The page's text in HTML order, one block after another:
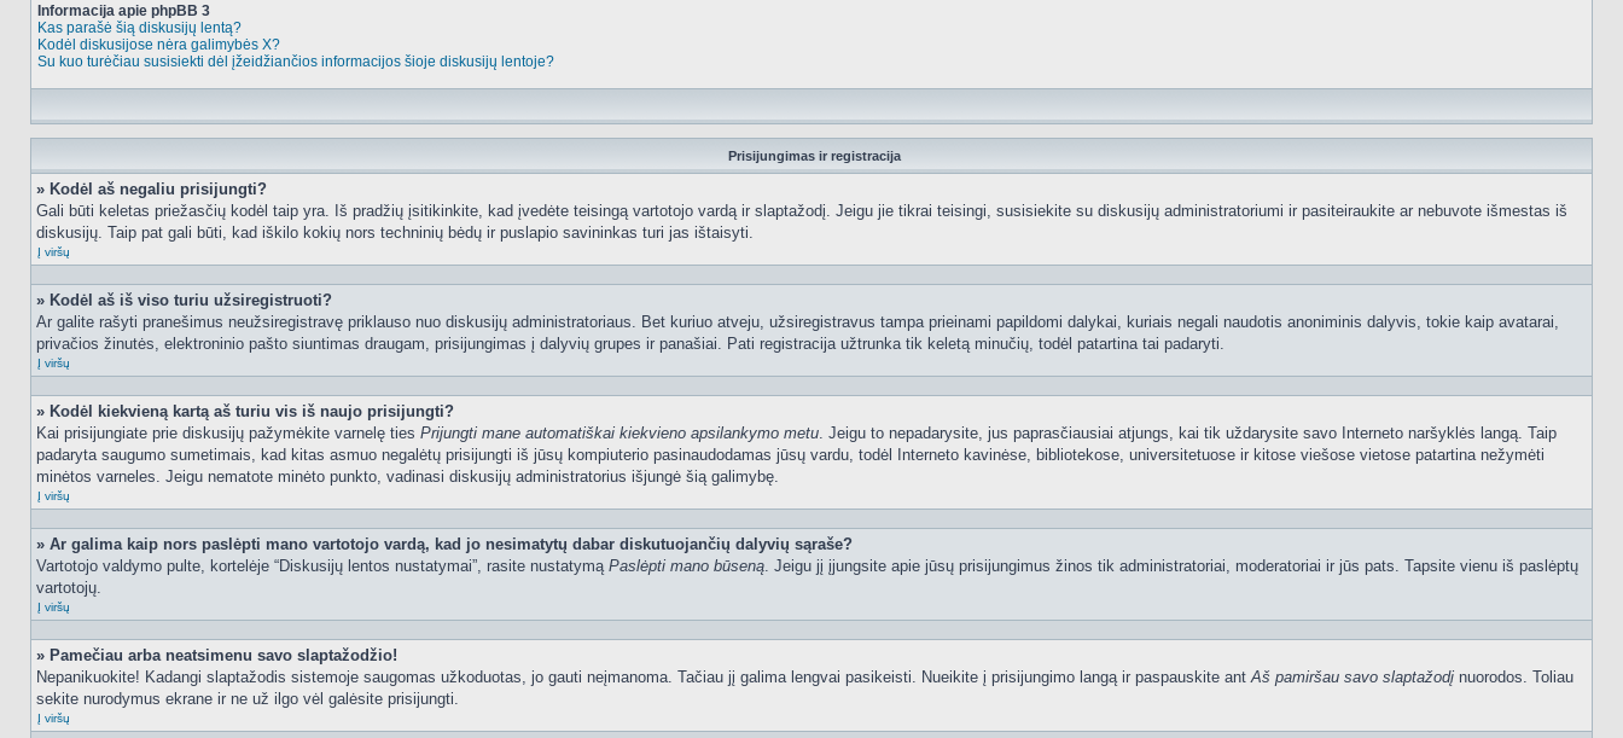
Informacija apie phpBB 3
Kas parašė šią diskusijų lentą?
Kodėl diskusijose nėra galimybės X?
Su kuo turėčiau susisiekti dėl įžeidžiančios informacijos šioje diskusijų lentoje?
Prisijungimas ir registracija
» Kodėl aš negaliu prisijungti?
Gali būti keletas priežasčių kodėl taip yra. Iš pradžių įsitikinkite, kad įvedėte teisingą vartotojo vardą ir slaptažodį. Jeigu jie tikrai teisingi, susisiekite su diskusijų administratoriumi ir pasiteiraukite ar nebuvote išmestas iš
diskusijų. Taip pat gali būti, kad iškilo kokių nors techninių bėdų ir puslapio savininkas turi jas ištaisyti.
Į viršų
» Kodėl aš iš viso turiu užsiregistruoti?
Ar galite rašyti pranešimus neužsiregistravę priklauso nuo diskusijų administratoriaus. Bet kuriuo atveju, užsiregistravus tampa prieinami papildomi dalykai, kuriais negali naudotis anoniminis dalyvis, tokie kaip avatarai,
privačios žinutės, elektroninio pašto siuntimas draugam, prisijungimas į dalyvių grupes ir panašiai. Pati registracija užtrunka tik keletą minučių, todėl patartina tai padaryti.
Į viršų
» Kodėl kiekvieną kartą aš turiu vis iš naujo prisijungti?
Kai prisijungiate prie diskusijų pažymėkite varnelę ties Prijungti mane automatiškai kiekvieno apsilankymo metu. Jeigu to nepadarysite, jus paprasčiausiai atjungs, kai tik uždarysite savo Interneto naršyklės langą. Taip
padaryta saugumo sumetimais, kad kitas asmuo negalėtų prisijungti iš jūsų kompiuterio pasinaudodamas jūsų vardu, todėl Interneto kavinėse, bibliotekose, universitetuose ir kitose viešose vietose patartina nežymėti
minėtos varneles. Jeigu nematote minėto punkto, vadinasi diskusijų administratorius išjungė šią galimybę.
Į viršų
» Ar galima kaip nors paslėpti mano vartotojo vardą, kad jo nesimatytų dabar diskutuojančių dalyvių sąraše?
Vartotojo valdymo pulte, kortelėje “Diskusijų lentos nustatymai”, rasite nustatymą Paslėpti mano būseną. Jeigu jį įjungsite apie jūsų prisijungimus žinos tik administratoriai, moderatoriai ir jūs pats. Tapsite vienu iš paslėptų
vartotojų.
Į viršų
» Pamečiau arba neatsimenu savo slaptažodžio!
Nepanikuokite! Kadangi slaptažodis sistemoje saugomas užkoduotas, jo gauti neįmanoma. Tačiau jį galima lengvai pasikeisti. Nueikite į prisijungimo langą ir paspauskite antAš pamiršau savo slaptažodį nuorodos. Toliau
sekite nurodymus ekrane ir ne už ilgo vėl galėsite prisijungti.
Į viršų